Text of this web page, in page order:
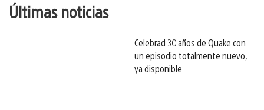
Últimas noticias
Celebrad 30 años de Quake con
un episodio totalmente nuevo,
ya disponible